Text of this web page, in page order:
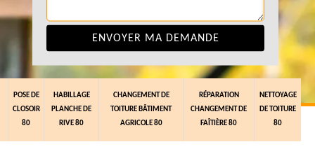
POSE DE
CLOSOIR
80
HABILLAGE
PLANCHE DE
RIVE 80
CHANGEMENT DE
TOITURE BÂTIMENT
AGRICOLE 80
RÉPARATION
CHANGEMENT DE
FAÎTIÈRE 80
NETTOYAGE
DE TOITURE
80